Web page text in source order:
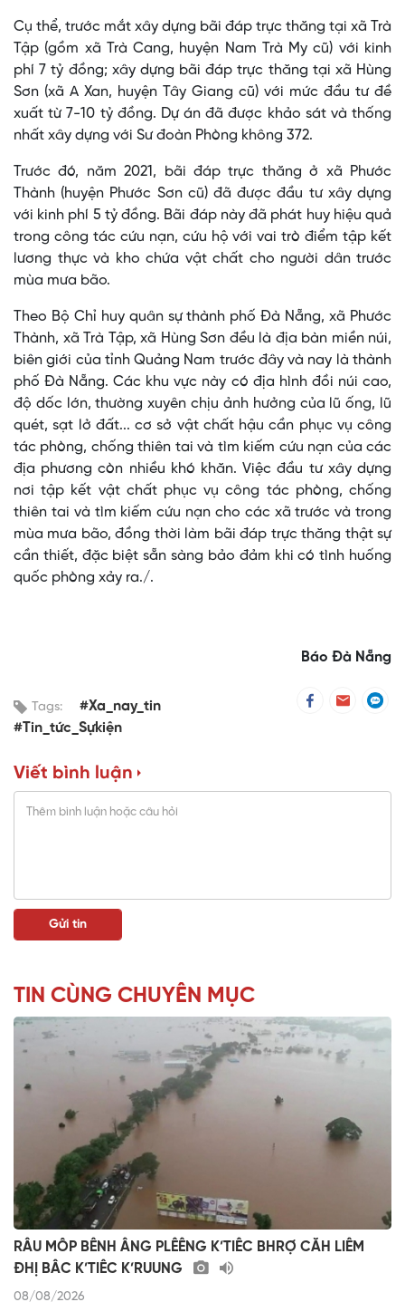
Cụ thể, trước mắt xây dựng bãi đáp trực thăng tại xã Trà
Tập (gồm xã Trà Cang, huyện Nam Trà My cũ) với kinh
phí 7 tỷ đồng; xây dựng bãi đáp trực thăng tại xã Hùng
Sơn (xã A Xan, huyện Tây Giang cũ) với mức đầu tư đề
xuất từ 7-10 tỷ đồng. Dự án đã được khảo sát và thống
nhất xây dựng với Sư đoàn Phòng không 372.
Trước đó, năm 2021, bãi đáp trực thăng ở xã Phước
Thành (huyện Phước Sơn cũ) đã được đầu tư xây dựng
với kinh phí 5 tỷ đồng. Bãi đáp này đã phát huy hiệu quả
trong công tác cứu nạn, cứu hộ với vai trò điểm tập kết
lương thực và kho chứa vật chất cho người dân trước
mùa mưa bão.
Theo Bộ Chỉ huy quân sự thành phố Đà Nẵng, xã Phước
Thành, xã Trà Tập, xã Hùng Sơn đều là địa bàn miền núi,
biên giới của tỉnh Quảng Nam trước đây và nay là thành
phố Đà Nẵng. Các khu vực này có địa hình đồi núi cao,
độ dốc lớn, thường xuyên chịu ảnh hưởng của lũ ống, lũ
quét, sạt lở đất... cơ sở vật chất hậu cần phục vụ công
tác phòng, chống thiên tai và tìm kiếm cứu nạn của các
địa phương còn nhiều khó khăn. Việc đầu tư xây dựng
nơi tập kết vật chất phục vụ công tác phòng, chống
thiên tai và tìm kiếm cứu nạn cho các xã trước và trong
mùa mưa bão, đồng thời làm bãi đáp trực thăng thật sự
cần thiết, đặc biệt sẵn sàng bảo đảm khi có tình huống
quốc phòng xảy ra./.
Báo Đà Nẵng
Tags:
#Xa_nay_tin
#Tin_tức_Sựkiện
Viết bình luận
TIN CÙNG CHUYÊN MỤC
RÂU MÔP BÊNH ÂNG PLÊÊNG K’TIÊC BHRỢ CĂH LIÊM
ĐHỊ BÂC K’TIÊC K’RUUNG
08/08/2026